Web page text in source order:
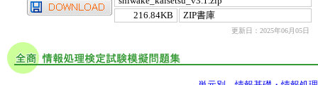
216.84KB
ZIP書庫
更新日：2025年06月05日